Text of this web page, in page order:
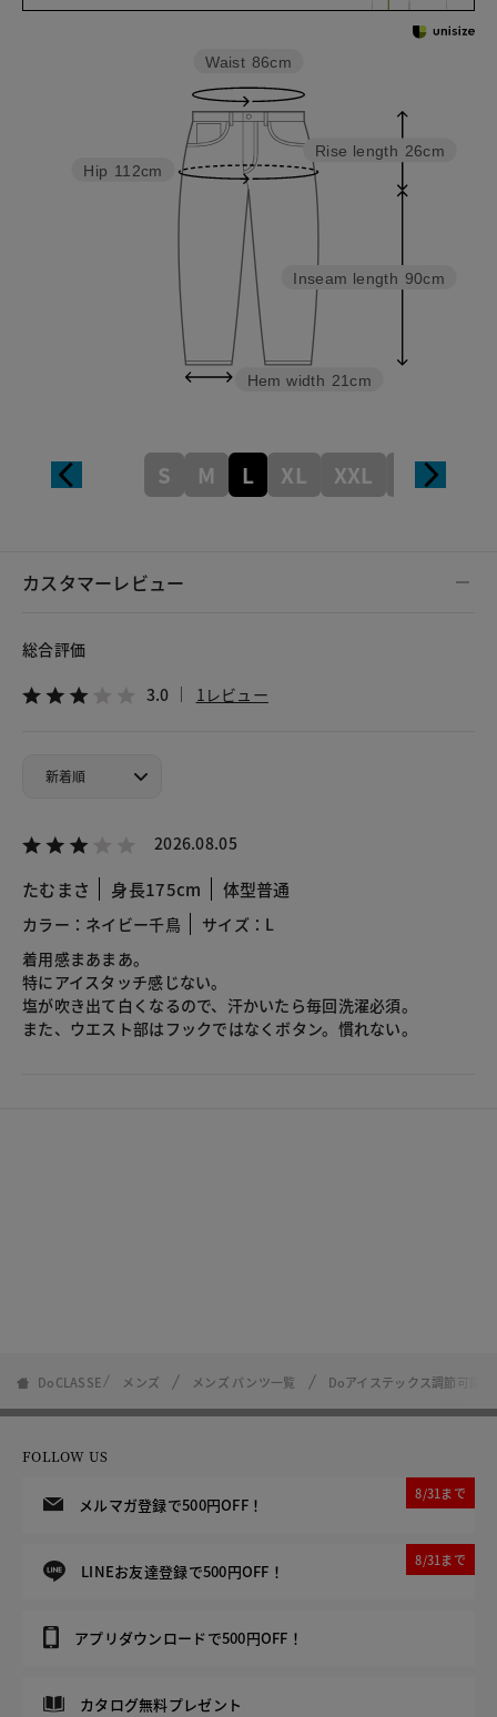
Inseam length 90cm
Rise length 26cm
Hem width 21cm
Hip 112cm
Waist 86cm
S M L XL XXL XXXL
カスタマーレビュー
総合評価
3.0 1レビュー
2026.08.05
たむまさ 身長175cm 体型普通
カラー：ネイビー千鳥
サイズ：L
着用感まあまあ。
特にアイスタッチ感じない。
塩が吹き出て白くなるので、汗かいたら毎回洗濯必須。
また、ウエスト部はフックではなくボタン。慣れない。
DoCLASSE メンズ メンズ パンツ一覧 Doアイステックス調節可能
FOLLOW US
メルマガ登録で500円OFF！
8/31まで
LINEお友達登録で500円OFF！
8/31まで
アプリダウンロードで500円OFF！
カタログ無料プレゼント